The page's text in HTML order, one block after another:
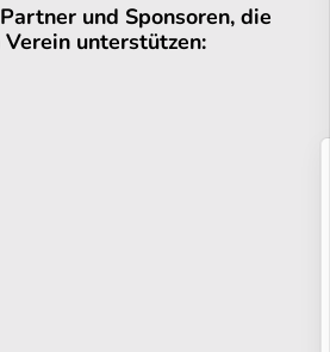
und Sponsoren, die
Verein unterstützen: